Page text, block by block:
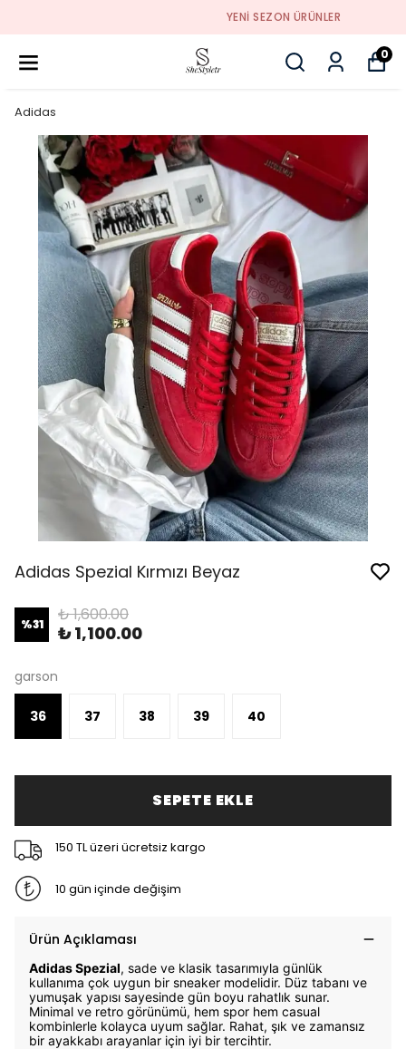
YENI SEZON ÜRÜNLER
0
Adidas
Adidas Spezial Kırmızı Beyaz
%31 ₺ 1,600.00
₺ 1,100.00
garson
36 37 38 39 40
SEPETE EKLE
150 TL üzeri ücretsiz kargo
10 gün içinde değişim
Ürün Açıklaması
Adidas Spezial, sade ve klasik tasarımıyla günlük
kullanıma çok uygun bir sneaker modelidir. Düz tabanı ve
yumuşak yapısı sayesinde gün boyu rahatlık sunar.
Minimal ve retro görünümü, hem spor hem casual
kombinlerle kolayca uyum sağlar. Rahat, şık ve zamansız
bir ayakkabı arayanlar için iyi bir tercihtir.